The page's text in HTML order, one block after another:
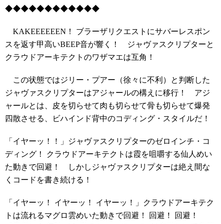
◆◆◆◆◆◆◆◆◆◆◆◆
KAKEEEEEEN！ ブラーザリクエストにサバーレスポン
スを返す甲高いBEEP音が響く！ ジャヴァスクリプターと
クラウドアーキテクトのワザマエは互角！
この状態ではジリー・プアー（徐々に不利）と判断した
ジャヴァスクリプターはアジャールの構えに移行！ アジ
ャールとは、皮を切らせて肉も切らせて骨も切らせて爆発
四散させる、ビハインド背中のコディング・スタイルだ！
「イヤーッ！！」ジャヴァスクリプターのゼロインチ・コ
ディング！ クラウドアーキテクトは霞を咀嚼する仙人めい
た動きで回避！ しかしジャヴァスクリプターは絶え間な
くコードを書き続ける！
「イヤーッ！ イヤーッ！ イヤーッ！」クラウドアーキテク
トは流れるマグロ雲めいた動きで回避！ 回避！ 回避！